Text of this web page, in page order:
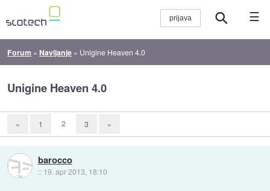
☰
Forum » Navijanje » Unigine Heaven 4.0
Unigine Heaven 4.0
« 1 2 3 »
barocco
:: 19. apr 2013, 18:10